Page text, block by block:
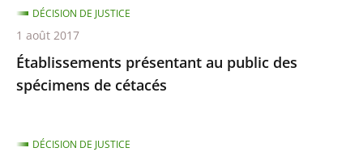
Établissements présentant au public des
spécimens de cétacés
DÉCISION DE JUSTICE
1 août 2017
DÉCISION DE JUSTICE